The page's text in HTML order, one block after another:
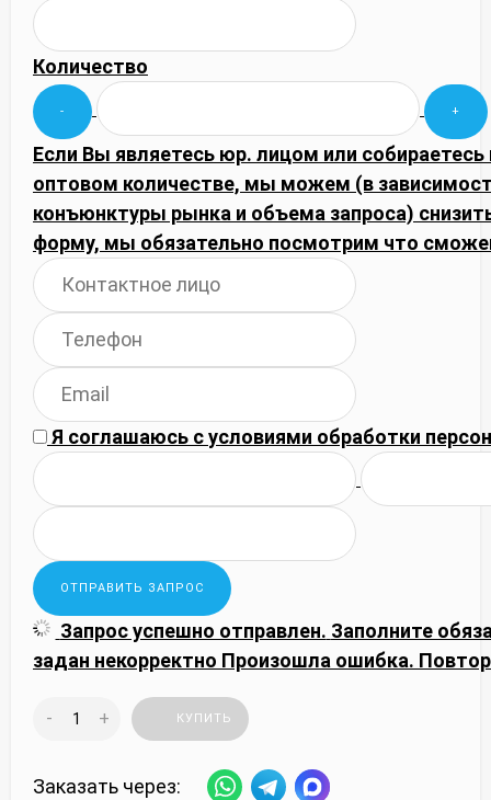
Количество
Если Вы являетесь юр. лицом или собираетесь
оптовом количестве, мы можем (в
конъюнктуры рынка и объема запроса)
форму, мы обязательно посмотрим что
Я соглашаюсь сусловиями обработки
Запрос успешно отправлен. Заполните
задан некорректно Произошла ошибка.
- + КУПИТЬ
Заказать через: